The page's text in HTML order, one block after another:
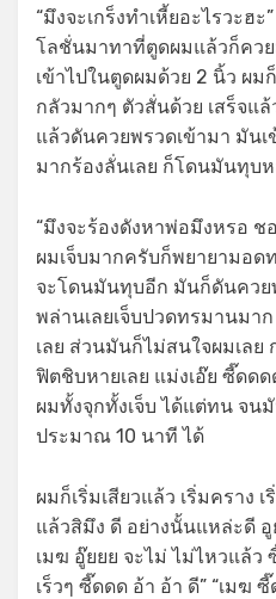
“มึงจะเกร็งทำเหี้ยอะไรวะฮ
โลชั่นมาทาที่ตูดผมแล้วก็คว
เข้าไปในตูดผมด้วย 2 นิ้ว ผ
กลัวมากๆ ตัวสั่นด้วย เสร็จแ
แล้วดันควยพรวดเข้ามา มัน
มากร้องลั่นเลย ก็โดนมันทุบ
“มึงจะร้องดังหาพ่อมึงหรอ
ผมเจ็บมากครับก็พยายามอดท
จะโดนมันทุบอีก มันก็ดันควย
พล่านเลยเจ็บปวดทรมานมา
เลย ส่วนมันก็ไม่สนใจผมเลย
ฟิตชิบหายเลย แม่งเอ๊ย ซี๊ดด
ผมทั้งจุกทั้งเจ็บ ได้แต่ทน จน
ประมาณ 10 นาที ได้
ผมก็เริ่มเสียวแล้ว เริ่มคราง
แล้วสิมึง ดี อย่างนั้นแหล่ะดี อู
เมฆ อู๊ยยย จะไม่ ไม่ไหวแล้ว
เร็วๆ ซี๊ดดด อ้า อ้า ดี” “เมฆ